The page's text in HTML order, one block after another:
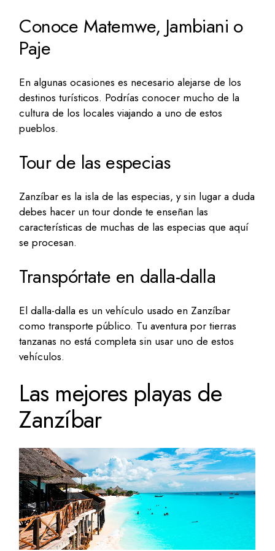
Conoce Matemwe, Jambiani o
Paje
En algunas ocasiones es necesario alejarse de los
destinos turísticos. Podrías conocer mucho de la
cultura de los locales viajando a uno de estos
pueblos.
Tour de las especias
Zanzíbar es la isla de las especias, y sin lugar a duda
debes hacer un tour donde te enseñan las
características de muchas de las especias que aquí
se procesan.
Transpórtate en dalla-dalla
El dalla-dalla es un vehículo usado en Zanzíbar
como transporte público. Tu aventura por tierras
tanzanas no está completa sin usar uno de estos
vehículos.
Las mejores playas de
Zanzíbar